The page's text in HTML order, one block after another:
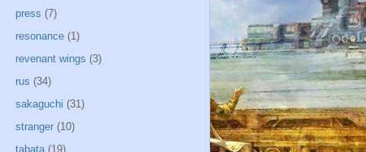
press (7)
resonance (1)
revenant wings (3)
rus (34)
sakaguchi (31)
stranger (10)
tabata (19)